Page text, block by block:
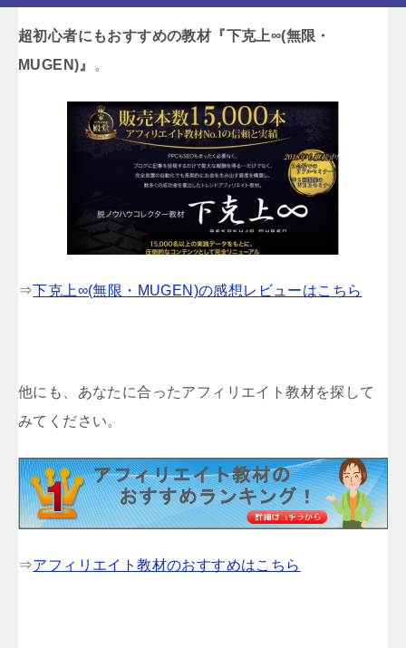
超初心者にもおすすめの教材『下克上∞(無限・
MUGEN)』
。
⇒下克上∞(無限・MUGEN)の感想レビューはこちら
他にも、あなたに合ったアフィリエイト教材を探して
みてください。
⇒アフィリエイト教材のおすすめはこちら